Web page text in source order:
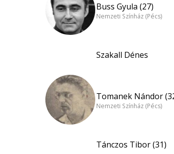
Buss Gyula (27)
Nemzeti Színház (Pécs)
Szakall Dénes
Tomanek Nándor
Nemzeti Színház (Pécs)
Tánczos Tibor (31)